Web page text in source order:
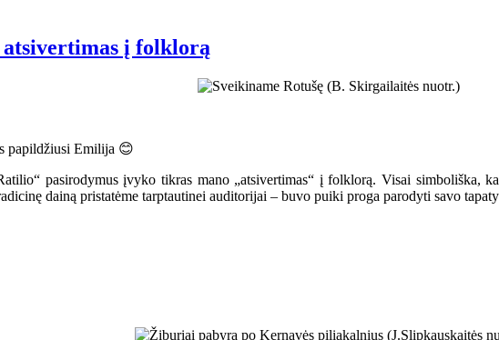
į folklorą
papildžiusi Emilija 😊
pasirodymus įvyko tikras mano „atsivertimas“ į folklorą. Visai simboliška,
dainą pristatėme tarptautinei auditorijai – buvo puiki proga parodyti savo